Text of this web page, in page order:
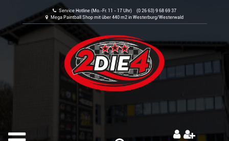
Service Hotline (Mo.-Fr. 11 - 17 Uhr) (0 26 63) 9 68 69 37
Mega Paintball Shop mit über 440 m2 in Westerburg/Westerwald